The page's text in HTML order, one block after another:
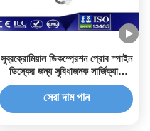
সুব্রক্রোমিয়াল ডিকম্প্রেশন প্রোব স্পাইন
ডিস্কের জন্য সুবিধাজনক সার্জিক্যাল
ইনস্ট্রুমেন্ট
সেরা দাম পান